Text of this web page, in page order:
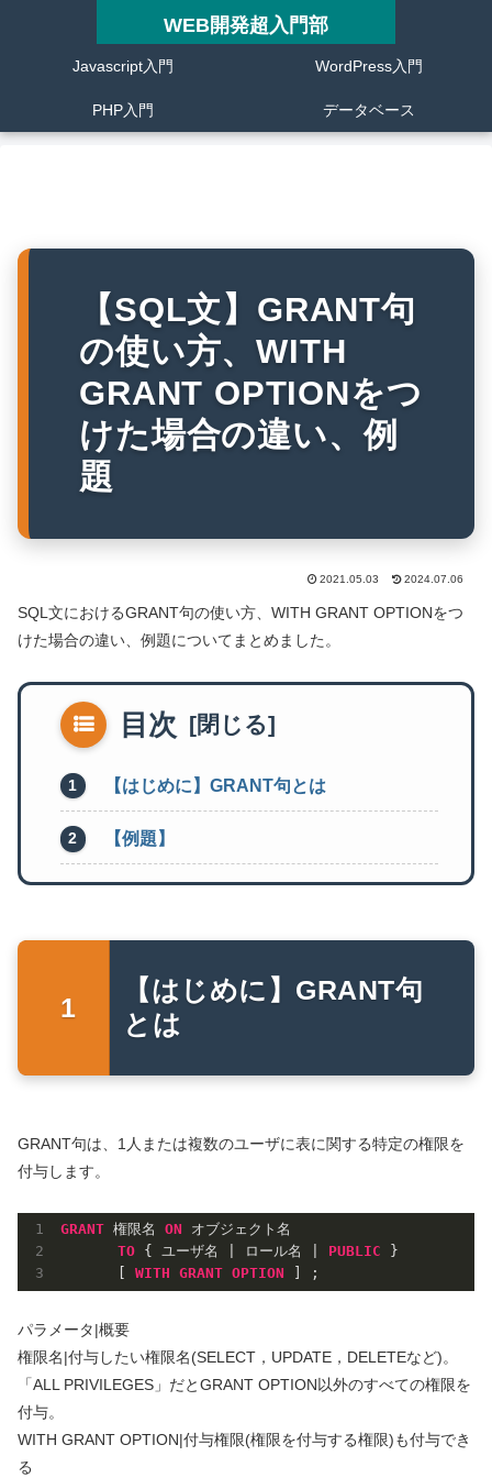
WEB開発超入門部
Javascript入門 WordPress入門
PHP入門 データベース
【SQL文】GRANT句
の使い方、WITH
GRANT OPTIONをつ
けた場合の違い、例
題
2021.05.03 2024.07.06
SQL文におけるGRANT句の使い方、WITH GRANT OPTIONをつ
けた場合の違い、例題についてまとめました。
目次
【はじめに】GRANT句とは
【例題】
【はじめに】GRANT句
とは
GRANT句は、1人または複数のユーザに表に関する特定の権限を
付与します。
GRANT 権限名 ON オブジェクト名
TO { ユーザ名 | ロール名 | PUBLIC }
WITH GRANT OPTION
パラメータ|概要
権限名|付与したい権限名(SELECT，UPDATE，DELETEなど)。
「ALL PRIVILEGES」だとGRANT OPTION以外のすべての権限を
付与。
WITH GRANT OPTION|付与権限(権限を付与する権限)も付与でき
る